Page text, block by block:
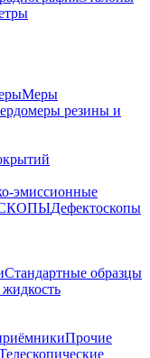
Меры
резины и
эмиссионные
Дефектоскопы
Стандартные образцы
жидкость
Прочие